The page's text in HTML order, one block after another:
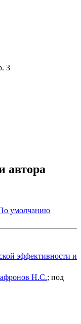
3
автора
умолчанию
эффективности и
Н.С.; под